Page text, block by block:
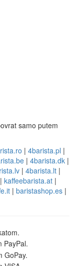
samo putem
| 4barista.pl |
| 4barista.dk |
| 4barista.lt |
kaffeebarista.at|
| baristashop.es|